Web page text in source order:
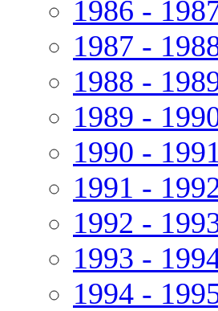
1986 -
1987 -
1988 -
1989 -
1990 -
1991 -
1992 -
1993 -
1994 -